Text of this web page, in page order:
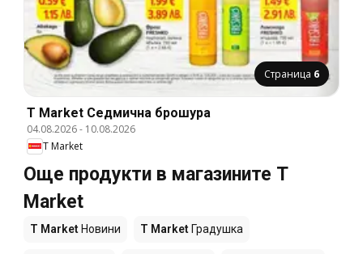
Страница 6
T Market Cедмична брошура
04.08.2026- 10.08.2026
T Market
Още продукти в магазините T
Market
T Market Новини T Market Градушка